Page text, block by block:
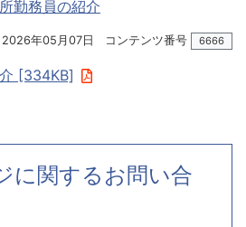
勤務員の紹介
2026年05月07日 コンテンツ番号 6666
[334KB]
に関するお問い合